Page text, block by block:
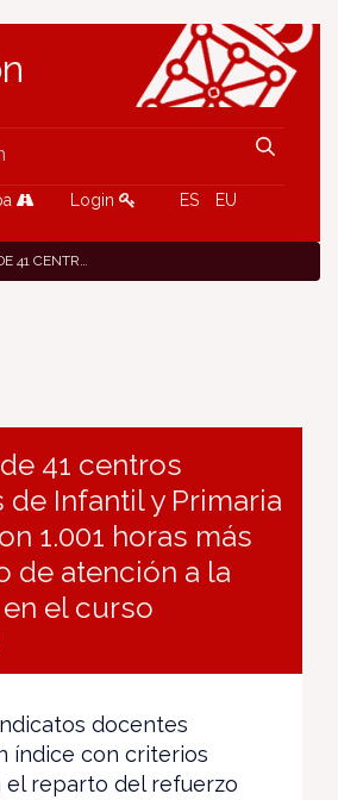
Login ES EU
MÁS DE REFUERZO DE ATENCIÓN A LA DIVERSIDAD EN EL CURSO 2024/2025
41 centros
Infantil y Primaria
1.001 horas más
de atención a la
el curso
docentes
índice con criterios
reparto del refuerzo